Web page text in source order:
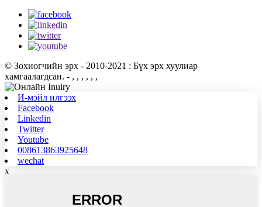
© Зохиогчийн эрх - 2010-2021 : Бүх эрх хуулиар
хамгаалагдсан. - , , , , , ,
И-мэйл илгээх
Facebook
Linkedin
Twitter
Youtube
008613863925648
wechat
x